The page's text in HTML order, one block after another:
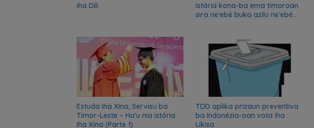
iha Dili
istória kona-ba ema timoroan
sira ne’ebé buka azilu ne’ebé
Estuda iha Xina, Servisu ba
Timor-Leste – Ha’u nia istória
iha Xina (Parte 1)
TDD aplika prizaun preventiva
ba Indonézia-oan vota iha
Likisa